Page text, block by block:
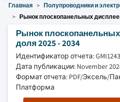
Главная Полупроводники и
Рынок плоскопанельных
Рынок
доля 2025 - 2034
Идентификатор отчета:
Дата публикации: November
Формат отчета: PDF/Эксель/
Платформа